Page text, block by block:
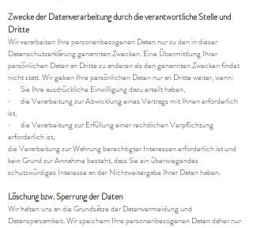
Zwecke der Datenverarbeitung durch die verantwortliche Stelle und
Dritte
Wir verarbeiten Ihre personenbezogenen Daten nur zu den in dieser
Datenschutzerklärung genannten Zwecken. Eine Übermittlung Ihrer
persönlichen Daten an Dritte zu anderen als den genannten Zwecken findet
nicht statt. Wir geben Ihre persönlichen Daten nur an Dritte weiter, wenn:
· Sie Ihre ausdrückliche Einwilligung dazu erteilt haben,
· die Verarbeitung zur Abwicklung eines Vertrags mit Ihnen erforderlich
ist,
· die Verarbeitung zur Erfüllung einer rechtlichen Verpflichtung
erforderlich ist,
die Verarbeitung zur Wahrung berechtigter Interessen erforderlich ist und
kein Grund zur Annahme besteht, dass Sie ein überwiegendes
schutzwürdiges Interesse an der Nichtweitergabe Ihrer Daten haben.
Löschung bzw. Sperrung der Daten
Wir halten uns an die Grundsätze der Datenvermeidung und
Datensparsamkeit. Wir speichern Ihre personenbezogenen Daten daher nur